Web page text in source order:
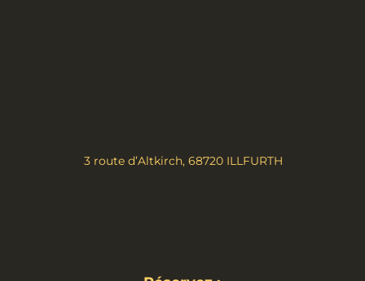
3 route d’Altkirch, 68720 ILLFURTH